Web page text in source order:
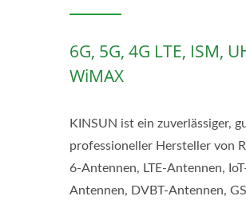
6G, 5G, 4G LTE, ISM,
WiMAX
KINSUN ist ein zuverlässiger,
professioneller Hersteller von
6-Antennen, LTE-Antennen,
Antennen, DVBT-Antennen,